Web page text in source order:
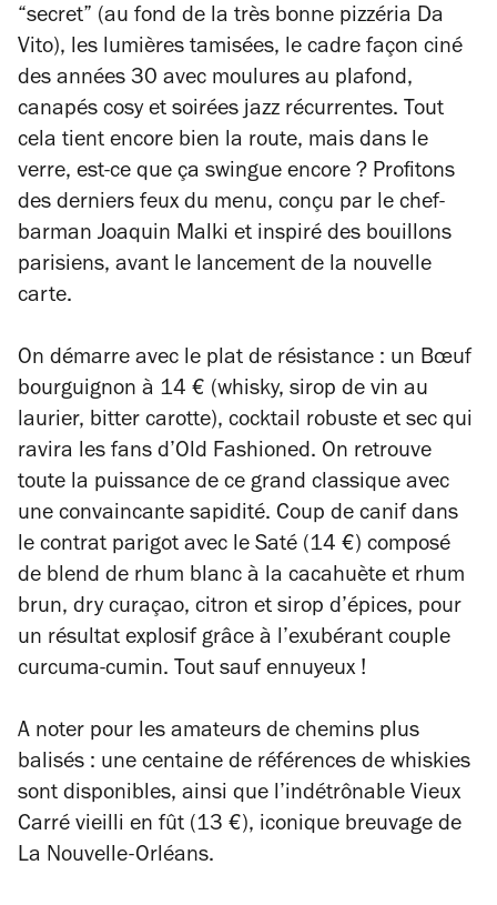
“secret” (au fond de la très bonne pizzéria Da
Vito), les lumières tamisées, le cadre façon ciné
des années 30 avec moulures au plafond,
canapés cosy et soirées jazz récurrentes. Tout
cela tient encore bien la route, mais dans le
verre, est-ce que ça swingue encore ? Profitons
des derniers feux du menu, conçu par le chef-
barman Joaquin Malki et inspiré des bouillons
parisiens, avant le lancement de la nouvelle
carte.
On démarre avec le plat de résistance : un Bœuf
bourguignon à 14 € (whisky, sirop de vin au
laurier, bitter carotte), cocktail robuste et sec qui
ravira les fans d’Old Fashioned. On retrouve
toute la puissance de ce grand classique avec
une convaincante sapidité. Coup de canif dans
le contrat parigot avec le Saté (14 €) composé
de blend de rhum blanc à la cacahuète et rhum
brun, dry curaçao, citron et sirop d’épices, pour
un résultat explosif grâce à l’exubérant couple
curcuma-cumin. Tout sauf ennuyeux !
A noter pour les amateurs de chemins plus
balisés : une centaine de références de whiskies
sont disponibles, ainsi que l’indétrônable Vieux
Carré vieilli en fût (13 €), iconique breuvage de
La Nouvelle-Orléans.